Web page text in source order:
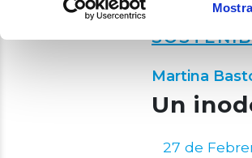
Martina
Un
27 de